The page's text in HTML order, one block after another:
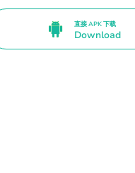
直接 APK 下载
Download